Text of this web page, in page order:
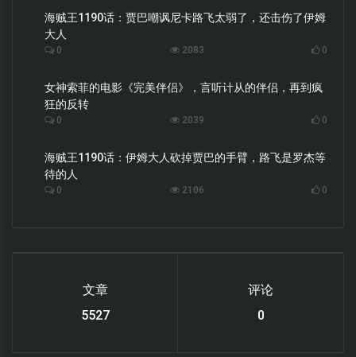
海贼王1190话：贾巴嘲讽尼卡路飞太弱了，还击伤了伊姆
大人
0 2083 0
女神索菲的电影《完美伴侣》，言听计从的伴侣，再到疯
狂的反转
0 2039 0
海贼王1190话：伊姆大人砍掉贾巴的手臂，路飞是罗杰等
待的人
0 2106 0
文章
6119
评论
0